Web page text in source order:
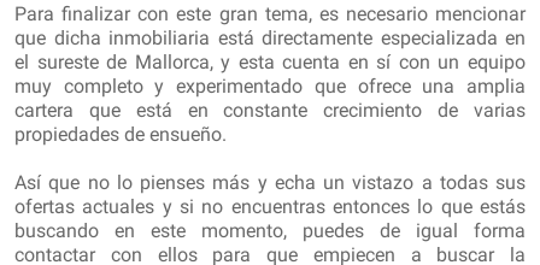
Para finalizar con este gran tema, es necesario mencionar
que dicha inmobiliaria está directamente especializada en
el sureste de Mallorca, y esta cuenta en sí con un equipo
muy completo y experimentado que ofrece una amplia
cartera que está en constante crecimiento de varias
propiedades de ensueño.
Así que no lo pienses más y echa un vistazo a todas sus
ofertas actuales y si no encuentras entonces lo que estás
buscando en este momento, puedes de igual forma
contactar con ellos para que empiecen a buscar la